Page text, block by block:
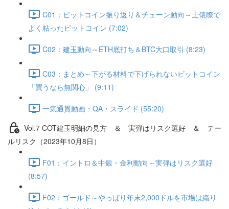
C01：ビットコイン振り返り＆チェーン動向～土俵際で
よく粘ったビットコイン (7:02)
C02：建玉動向～ETH底打ち＆BTC大口取引 (8:23)
C03：まとめ～下がる材料で下げられないビットコイン
「買うなら無関心」 (9:11)
一気通貫動画・QA・スライド (55:20)
Vol.7 COT建⽟明細の⾒⽅ ＆ 実弾はリスク選好 ＆ テー
ルリスク（2023年10月8日）
F01：イントロ＆中銀・金利動向～実弾はリスク選好
(8:57)
F02：ゴールド～やっぱり年末2,000ドルを市場は織り